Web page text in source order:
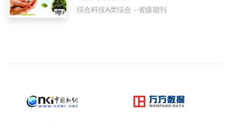
综合科技A类综合 - 省级期刊